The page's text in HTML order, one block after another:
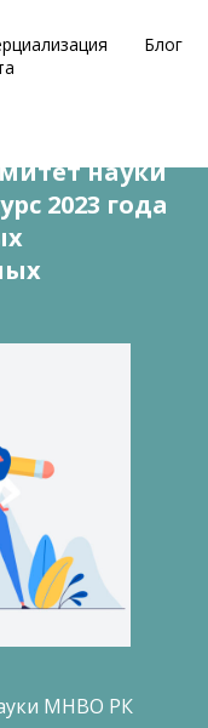
Блог
науки
2023 года
МНВО РК